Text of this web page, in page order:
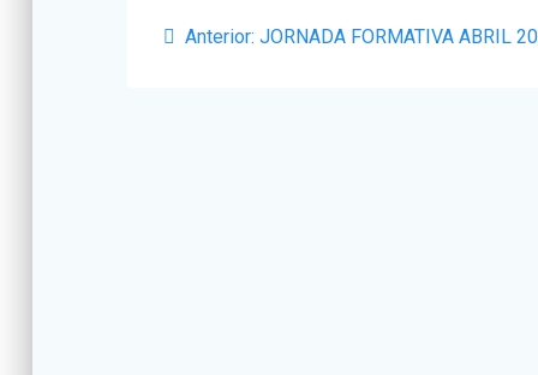
Navegación
Anterior: Post
JORNADA FORMATIVA ABRIL